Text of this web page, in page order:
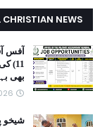
CHRISTIAN NEWS
بھی
AM
شیخو